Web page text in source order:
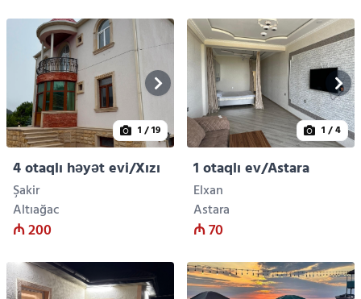
1 / 19
4 otaqlı həyət evi/Xızı
Şakir
Altıağac
₼ 200
1 / 4
1 otaqlı ev/Astara
Elxan
Astara
₼ 70